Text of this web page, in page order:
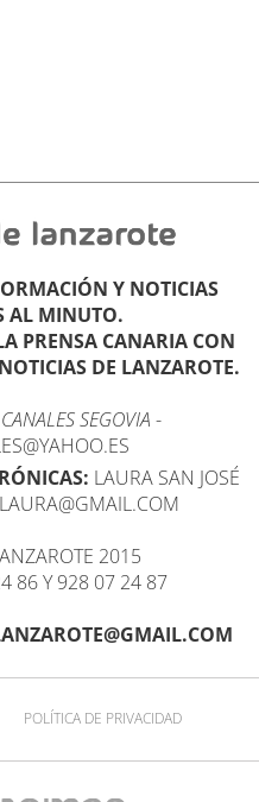
Y NOTICIAS
AL MINUTO.
PRENSA CANARIA CON
DE LANZAROTE.
SEGOVIA -
LAURA SAN JOSÉ
2015
86 Y 928 07 24 87
POLÍTICA DE PRIVACIDAD